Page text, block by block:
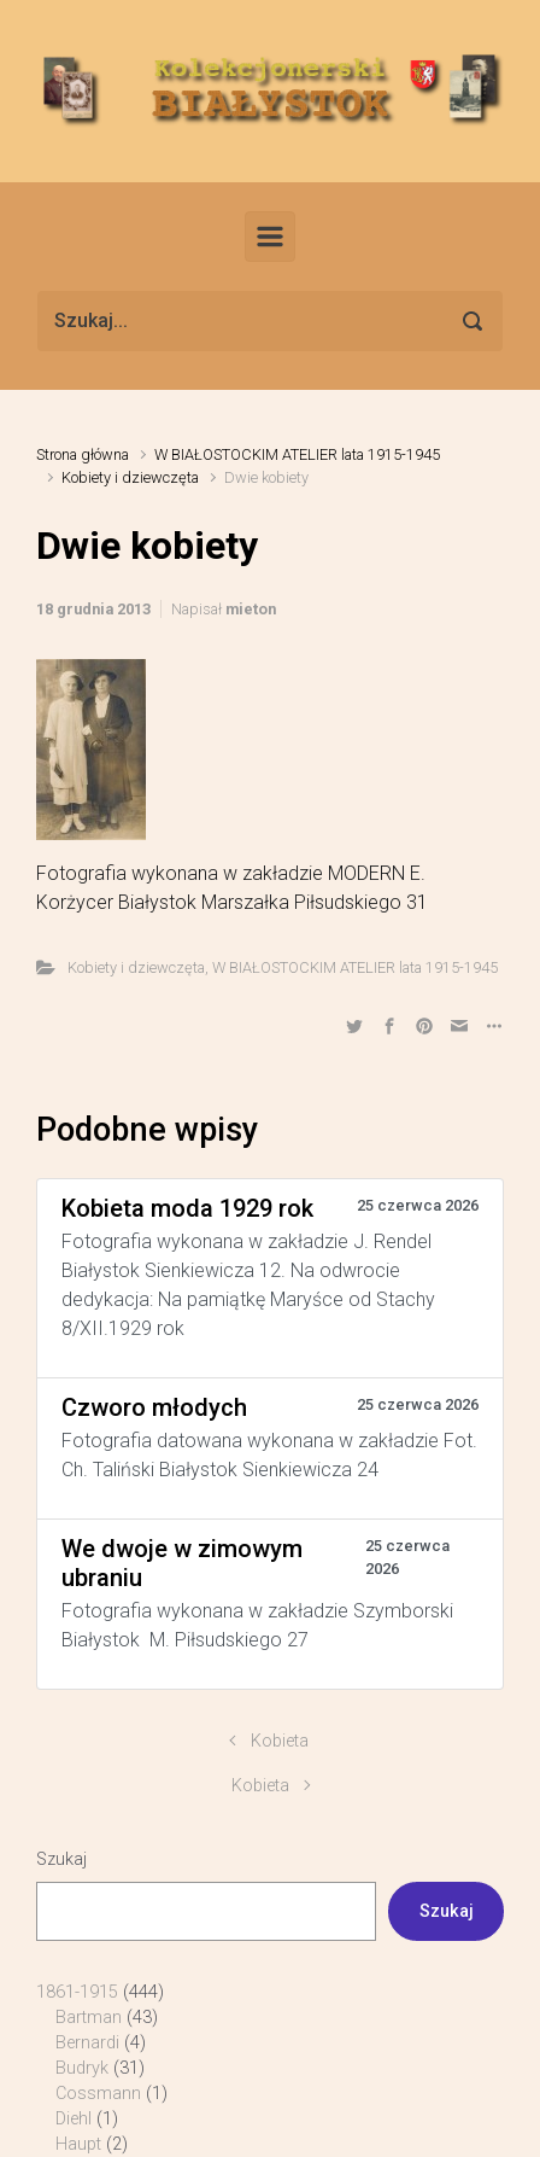
Strona główna
W BIAŁOSTOCKIM ATELIER lata 1915-1945
Kobiety i dziewczęta
Dwie kobiety
Dwie kobiety
18 grudnia 2013 Napisał mieton
Fotografia wykonana w zakładzie MODERN E.
Korżycer Białystok Marszałka Piłsudskiego 31
Kobiety i dziewczęta W BIAŁOSTOCKIM ATELIER lata 1915-1945
Podobne wpisy
Kobieta moda 1929 rok 25 czerwca 2026
Fotografia wykonana w zakładzie J. Rendel
Białystok Sienkiewicza 12. Na odwrocie
dedykacja: Na pamiątkę Maryśce od Stachy
8/XII.1929 rok
Czworo młodych 25 czerwca 2026
Fotografia datowana wykonana w zakładzie Fot.
Ch. Taliński Białystok Sienkiewicza 24
We dwoje w zimowym
ubraniu
25 czerwca
2026
Fotografia wykonana w zakładzie Szymborski
Białystok M. Piłsudskiego 27
Kobieta
Kobieta
Szukaj
Szukaj
1861-1915 (444)
Bartman (43)
Bernardi (4)
Budryk (31)
Cossmann (1)
Diehl (1)
Haupt (2)